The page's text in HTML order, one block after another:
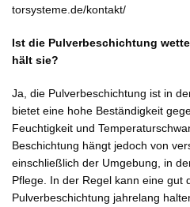
torsysteme.de/kontakt/
Ist die Pulverbeschichtung
hält sie?
Ja, die Pulverbeschichtung ist in
bietet eine hohe Beständigkeit
Feuchtigkeit und
Beschichtung hängt jedoch von
einschließlich der Umgebung, in
Pflege. In der Regel kann eine gut
Pulverbeschichtung jahrelang